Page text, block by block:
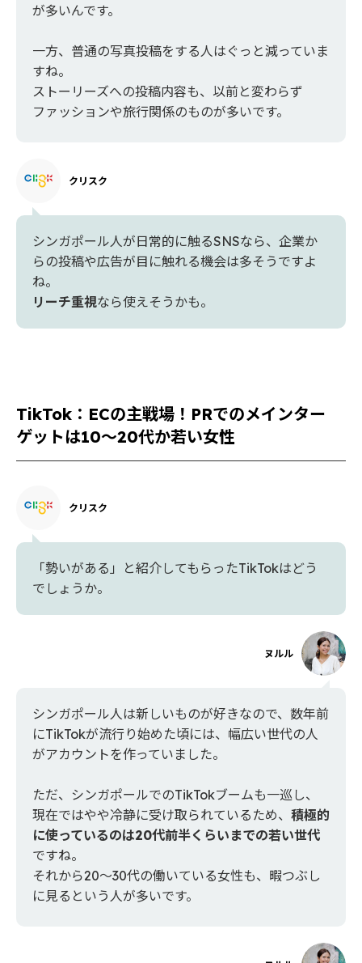
が多いんです。
一方、普通の写真投稿をする人はぐっと減っていま
すね。
ストーリーズへの投稿内容も、以前と変わらず
ファッションや旅行関係のものが多いです。
クリスク
シンガポール人が日常的に触るSNSなら、企業か
らの投稿や広告が目に触れる機会は多そうですよ
ね。
リーチ重視なら使えそうかも。
TikTok：ECの主戦場！PRでのメインター
ゲットは10〜20代か若い女性
クリスク
「勢いがある」と紹介してもらったTikTokはどう
でしょうか。
ヌルル
シンガポール人は新しいものが好きなので、数年前
にTikTokが流行り始めた頃には、幅広い世代の人
がアカウントを作っていました。
ただ、シンガポールでのTikTokブームも一巡し、
現在ではやや冷静に受け取られているため、 積極的
に使っているのは20代前半くらいまでの若い世代
ですね。
それから20〜30代の働いている女性も、暇つぶし
に見るという人が多いです。